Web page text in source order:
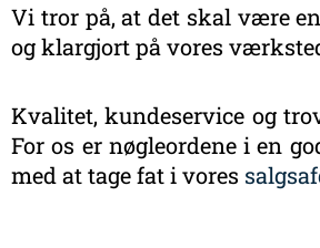
Vi tror på, at det skal være
og klargjort på vores
Kvalitet, kundeservice og
For os er nøgleordene i en
med at tage fat i vores